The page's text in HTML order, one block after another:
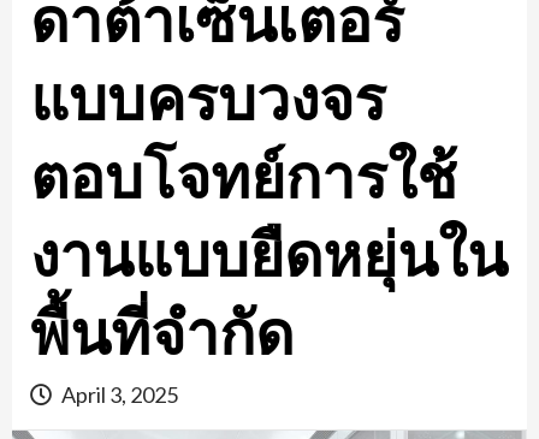
ดาต้าเซ็นเตอร์
แบบครบวงจร
ตอบโจทย์การใช้
งานแบบยืดหยุ่นใน
พื้นที่จำกัด
April 3, 2025